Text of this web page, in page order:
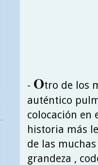
- Otro de los
auténtico
colocación en
historia más
de las
grandeza ,